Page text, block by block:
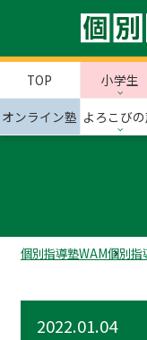
TOP 小学生
オンライン塾 よろこび
個別指導塾WAM個別指
2022.01.04